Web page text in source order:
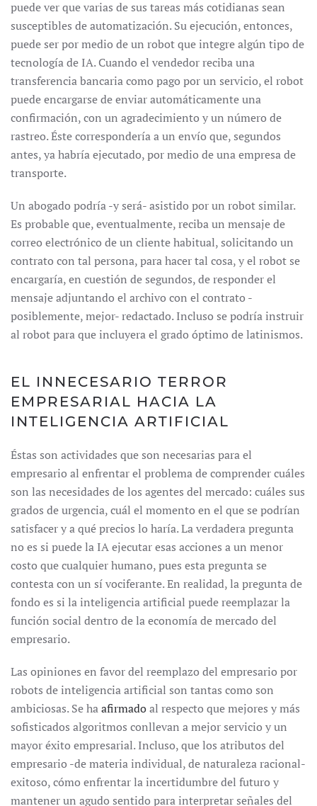
puede ver que varias de sus tareas más cotidianas sean
susceptibles de automatización. Su ejecución, entonces,
puede ser por medio de un robot que integre algún tipo de
tecnología de IA. Cuando el vendedor reciba una
transferencia bancaria como pago por un servicio, el robot
puede encargarse de enviar automáticamente una
confirmación, con un agradecimiento y un número de
rastreo. Éste correspondería a un envío que, segundos
antes, ya habría ejecutado, por medio de una empresa de
transporte.
Un abogado podría -y será- asistido por un robot similar.
Es probable que, eventualmente, reciba un mensaje de
correo electrónico de un cliente habitual, solicitando un
contrato con tal persona, para hacer tal cosa, y el robot se
encargaría, en cuestión de segundos, de responder el
mensaje adjuntando el archivo con el contrato -
posiblemente, mejor- redactado. Incluso se podría instruir
al robot para que incluyera el grado óptimo de latinismos.
EL INNECESARIO TERROR
EMPRESARIAL HACIA LA
INTELIGENCIA ARTIFICIAL
Éstas son actividades que son necesarias para el
empresario al enfrentar el problema de comprender cuáles
son las necesidades de los agentes del mercado: cuáles sus
grados de urgencia, cuál el momento en el que se podrían
satisfacer y a qué precios lo haría. La verdadera pregunta
no es si puede la IA ejecutar esas acciones a un menor
costo que cualquier humano, pues esta pregunta se
contesta con un sí vociferante. En realidad, la pregunta de
fondo es si la inteligencia artificial puede reemplazar la
función social dentro de la economía de mercado del
empresario.
Las opiniones en favor del reemplazo del empresario por
robots de inteligencia artificial son tantas como son
ambiciosas. Se haafirmadoal respecto que mejores y más
sofisticados algoritmos conllevan a mejor servicio y un
mayor éxito empresarial. Incluso, que los atributos del
empresario -de materia individual, de naturaleza racional-
exitoso, cómo enfrentar la incertidumbre del futuro y
mantener un agudo sentido para interpretar señales del